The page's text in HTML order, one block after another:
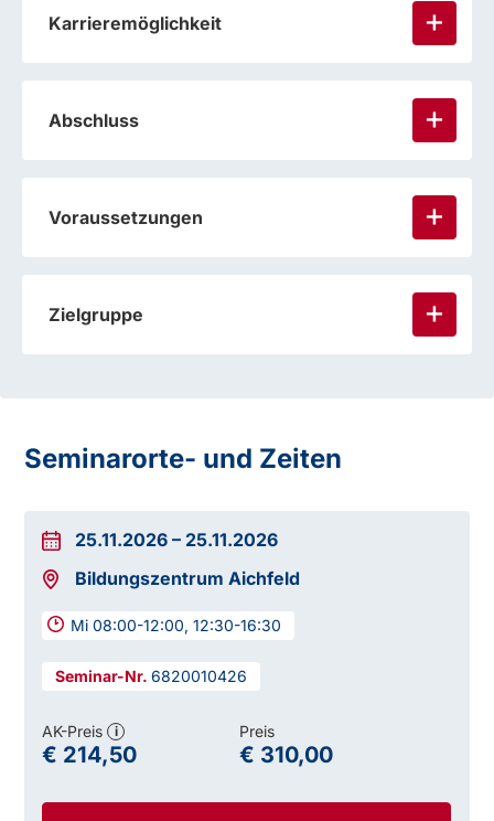
Karrieremöglichkeit
Abschluss
Voraussetzungen
Zielgruppe
Seminarorte- und Zeiten
25.11.2026 – 25.11.2026
Bildungszentrum Aichfeld
Mi 08:00-12:00, 12:30-16:30
6820010426
AK-Preis i
€ 214,50
Preis
€ 310,00